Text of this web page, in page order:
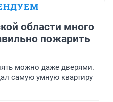
области много
пожарить
можно даже дверями.
самую умную квартиру